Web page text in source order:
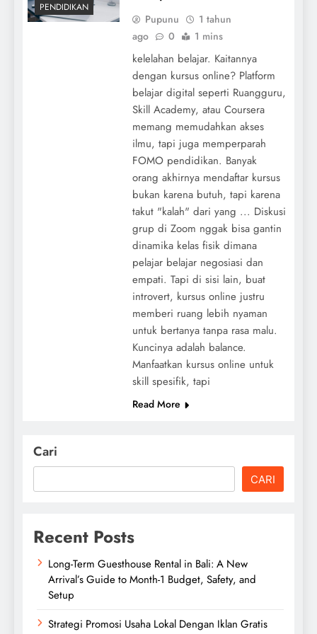
PENDIDIKAN
Pupunu
1 tahun
ago
0 1 mins
kelelahan belajar. Kaitannya
dengan kursus online? Platform
belajar digital seperti Ruangguru,
Skill Academy, atau Coursera
memang memudahkan akses
ilmu, tapi juga memperparah
FOMO pendidikan. Banyak
orang akhirnya mendaftar kursus
bukan karena butuh, tapi karena
takut "kalah" dari yang ... Diskusi
grup di Zoom nggak bisa gantin
dinamika kelas fisik dimana
pelajar belajar negosiasi dan
empati. Tapi di sisi lain, buat
introvert, kursus online justru
memberi ruang lebih nyaman
untuk bertanya tanpa rasa malu.
Kuncinya adalah balance.
Manfaatkan kursus online untuk
skill spesifik, tapi
Read More
Cari
CARI
Recent Posts
Long-Term Guesthouse Rental in Bali: A New
Arrival’s Guide to Month-1 Budget, Safety, and
Setup
Strategi Promosi Usaha Lokal Dengan Iklan Gratis